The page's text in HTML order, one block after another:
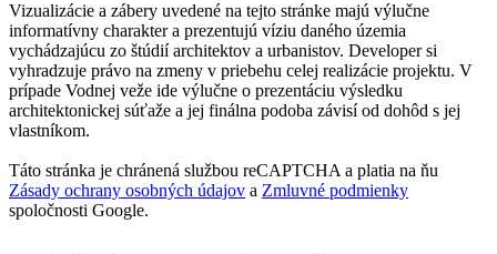
Vizualizácie a zábery uvedené na tejto stránke majú výlučne
informatívny charakter a prezentujú víziu daného územia
vychádzajúcu zo štúdií architektov a urbanistov. Developer si
vyhradzuje právo na zmeny v priebehu celej realizácie projektu. V
prípade Vodnej veže ide výlučne o prezentáciu výsledku
architektonickej súťaže a jej finálna podoba závisí od dohôd s jej
vlastníkom.
Táto stránka je chránená službou reCAPTCHA a platia na ňu
Zásady ochrany osobných údajov a Zmluvné podmienky
spoločnosti Google.